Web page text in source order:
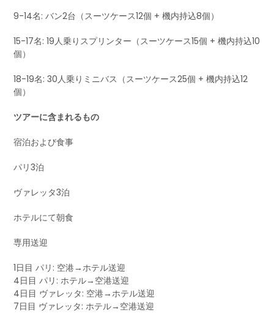
9-14名: バン2台（スーツケース12個 + 機内持込8個）
15-17名: 19人乗りスプリンター（スーツケース15個 + 機内持込10
個）
18-19名: 30人乗りミニバス（スーツケース25個 + 機内持込12
個）
ツアーに含まれるもの
宿泊および食事
パリ3泊
ヴァレッタ3泊
ホテルにて朝食
専用送迎
1日目 パリ: 空港→ホテル送迎
4日目 パリ: ホテル→空港送迎
4日目 ヴァレッタ: 空港→ホテル送迎
7日目 ヴァレッタ: ホテル→空港送迎